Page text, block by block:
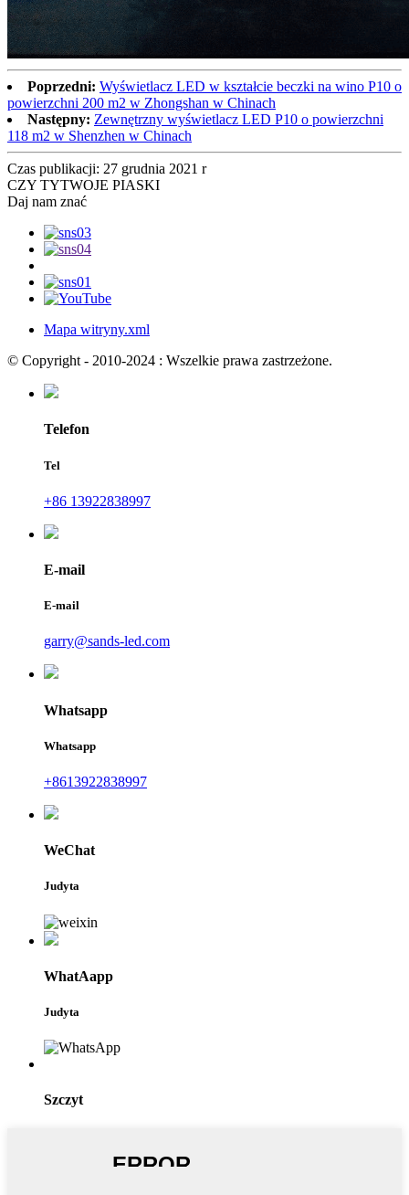
Poprzedni: Wyświetlacz LED w kształcie beczki na wino P10 o
powierzchni 200 m2 w Zhongshan w Chinach
Następny: Zewnętrzny wyświetlacz LED P10 o powierzchni
118 m2 w Shenzhen w Chinach
Czas publikacji: 27 grudnia 2021 r
CZY TYTWOJE PIASKI
Daj nam znać
Mapa witryny.xml
© Copyright - 2010-2024 : Wszelkie prawa zastrzeżone.
Telefon
Tel
+86 13922838997
E-mail
E-mail
garry@sands-led.com
Whatsapp
Whatsapp
+8613922838997
WeChat
Judyta
WhatAapp
Judyta
Szczyt